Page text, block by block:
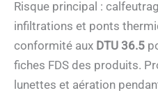
Risque principal :
infiltrations et ponts
conformité aux DTU 36.5
fiches FDS des produits.
lunettes et aération